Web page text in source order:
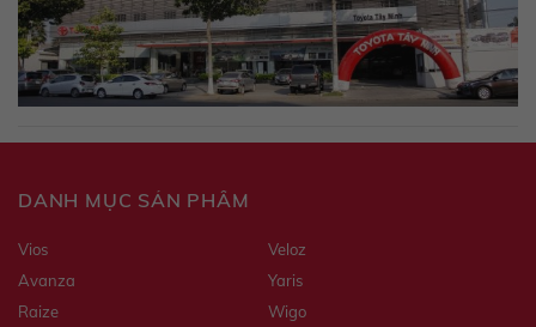
DANH MỤC SẢN PHẨM
Vios
Veloz
Avanza
Yaris
Raize
Wigo